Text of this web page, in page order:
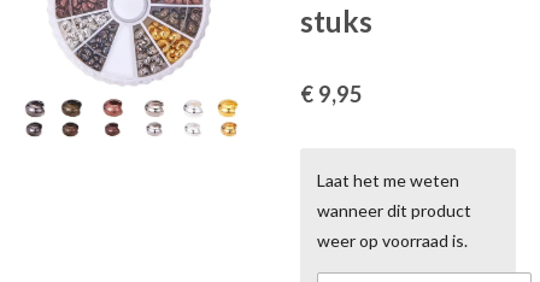
stuks
€ 9,95
Laat het me weten
wanneer dit product
weer op voorraad is.